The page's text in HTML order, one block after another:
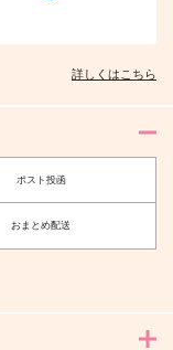
詳しくはこちら
ポスト投函
おまとめ配送